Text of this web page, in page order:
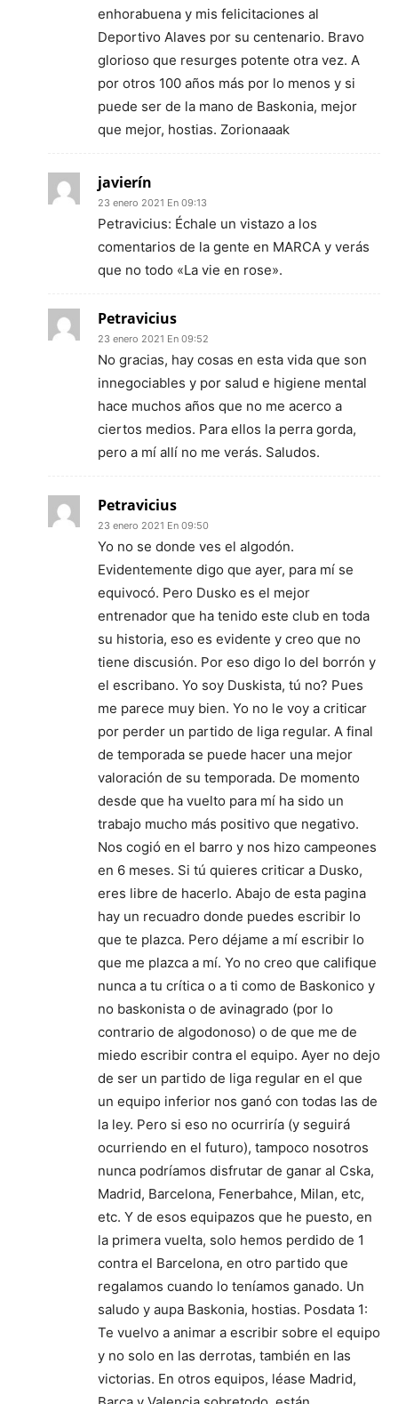
enhorabuena y mis felicitaciones al
Deportivo Alaves por su centenario. Bravo
glorioso que resurges potente otra vez. A
por otros 100 años más por lo menos y si
puede ser de la mano de Baskonia, mejor
que mejor, hostias. Zorionaaak
javierín
23 enero 2021 En 09:13
Petravicius: Échale un vistazo a los
comentarios de la gente en MARCA y verás
que no todo «La vie en rose».
Petravicius
23 enero 2021 En 09:52
No gracias, hay cosas en esta vida que son
innegociables y por salud e higiene mental
hace muchos años que no me acerco a
ciertos medios. Para ellos la perra gorda,
pero a mí allí no me verás. Saludos.
Petravicius
23 enero 2021 En 09:50
Yo no se donde ves el algodón.
Evidentemente digo que ayer, para mí se
equivocó. Pero Dusko es el mejor
entrenador que ha tenido este club en toda
su historia, eso es evidente y creo que no
tiene discusión. Por eso digo lo del borrón y
el escribano. Yo soy Duskista, tú no? Pues
me parece muy bien. Yo no le voy a criticar
por perder un partido de liga regular. A final
de temporada se puede hacer una mejor
valoración de su temporada. De momento
desde que ha vuelto para mí ha sido un
trabajo mucho más positivo que negativo.
Nos cogió en el barro y nos hizo campeones
en 6 meses. Si tú quieres criticar a Dusko,
eres libre de hacerlo. Abajo de esta pagina
hay un recuadro donde puedes escribir lo
que te plazca. Pero déjame a mí escribir lo
que me plazca a mí. Yo no creo que califique
nunca a tu crítica o a ti como de Baskonico y
no baskonista o de avinagrado (por lo
contrario de algodonoso) o de que me de
miedo escribir contra el equipo. Ayer no dejo
de ser un partido de liga regular en el que
un equipo inferior nos ganó con todas las de
la ley. Pero si eso no ocurriría (y seguirá
ocurriendo en el futuro), tampoco nosotros
nunca podríamos disfrutar de ganar al Cska,
Madrid, Barcelona, Fenerbahce, Milan, etc,
etc. Y de esos equipazos que he puesto, en
la primera vuelta, solo hemos perdido de 1
contra el Barcelona, en otro partido que
regalamos cuando lo teníamos ganado. Un
saludo y aupa Baskonia, hostias. Posdata 1:
Te vuelvo a animar a escribir sobre el equipo
y no solo en las derrotas, también en las
victorias. En otros equipos, léase Madrid,